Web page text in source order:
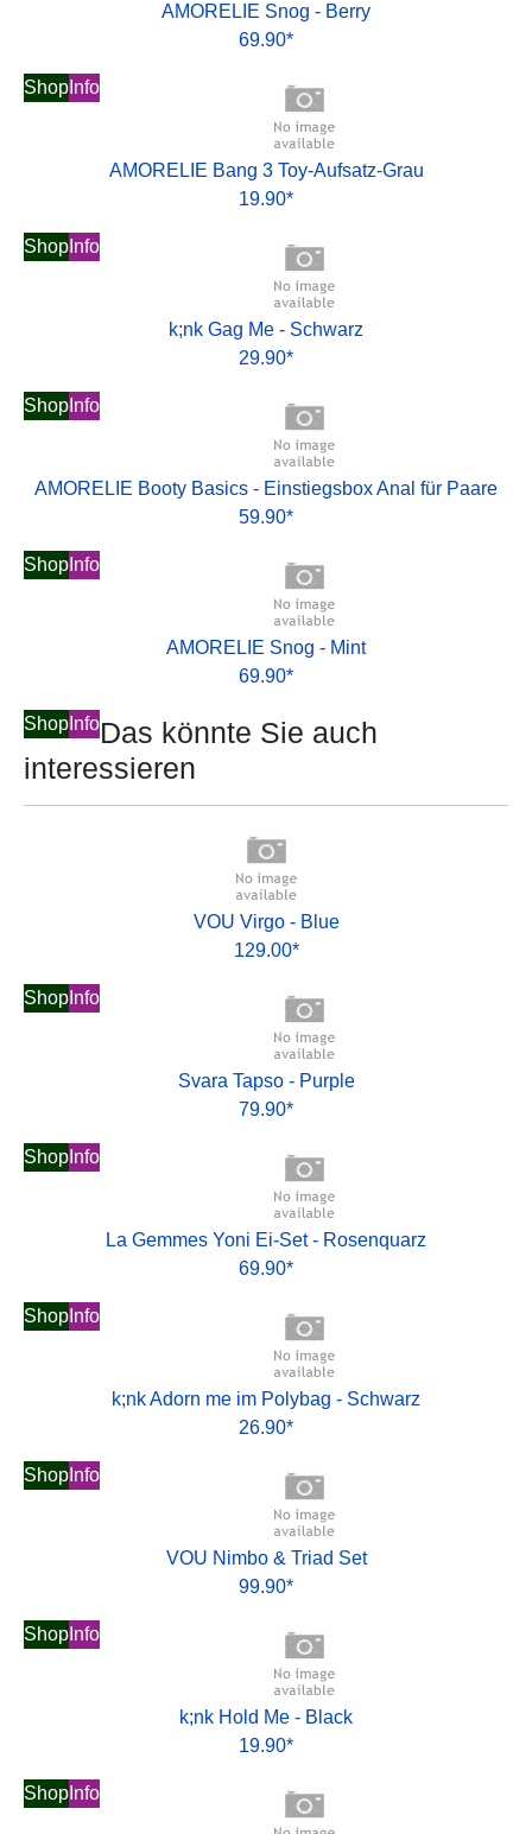
AMORELIE Snog - Berry
69.90*
Shop Info
AMORELIE Bang 3 Toy-Aufsatz-Grau
19.90*
Shop Info
k;nk Gag Me - Schwarz
29.90*
Shop Info
AMORELIE Booty Basics - Einstiegsbox Anal für Paare
59.90*
Shop Info
AMORELIE Snog - Mint
69.90*
Shop InfoDas könnte Sie auch
interessieren
VOU Virgo - Blue
129.00*
Shop Info
Svara Tapso - Purple
79.90*
Shop Info
La Gemmes Yoni Ei-Set - Rosenquarz
69.90*
Shop Info
k;nk Adorn me im Polybag - Schwarz
26.90*
Shop Info
VOU Nimbo & Triad Set
99.90*
Shop Info
k;nk Hold Me - Black
19.90*
Shop Info